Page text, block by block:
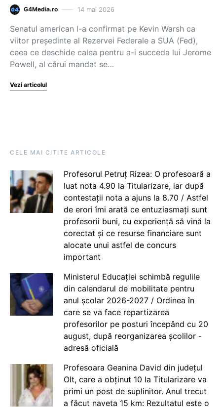
G4Media.ro 14 mai 2026
Senatul american l-a confirmat pe Kevin Warsh ca
viitor preşedinte al Rezervei Federale a SUA (Fed),
ceea ce deschide calea pentru a-i succeda lui Jerome
Powell, al cărui mandat se…
Vezi articolul
CELE MAI CITITE ARTICOLE
Profesorul Petruț Rizea: O profesoară a
luat nota 4.90 la Titularizare, iar după
contestații nota a ajuns la 8.70 / Astfel
de erori îmi arată ce entuziasmați sunt
profesorii buni, cu experiență să vină la
corectat și ce resurse financiare sunt
alocate unui astfel de concurs
important
Ministerul Educației schimbă regulile
din calendarul de mobilitate pentru
anul școlar 2026-2027 / Ordinea în
care se va face repartizarea
profesorilor pe posturi începând cu 20
august, după reorganizarea școlilor -
adresă oficială
Profesoara Geanina David din județul
Olt, care a obținut 10 la Titularizare va
primi un post de suplinitor. Anul trecut
a făcut naveta 15 km: Rezultatul este o